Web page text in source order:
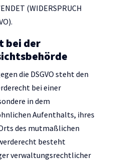
(WIDERSPRUCH
bei der
die DSGVO steht den
bei einer
in dem
Aufenthalts, ihres
des mutmaßlichen
besteht
verwaltungsrechtlicher